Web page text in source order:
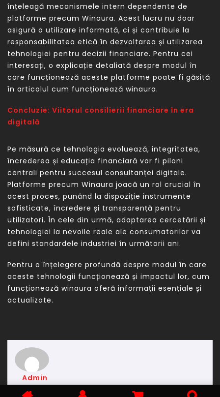
înțeleagă mecanismele intern dependente de
platforme precum Winaura. Acest lucru nu doar
asigură o utilizare informată, ci și contribuie la
responsabilitatea etică în dezvoltarea și utilizarea
tehnologiei pentru decizii financiare. Pentru cei
interesați, o explicație detaliată despre modul în
care funcționează aceste platforme poate fi găsită
în articolul cum funcționează winaura.
Concluzie: Viitorul consilierii financiare în era
digitală
Pe măsură ce tehnologia evoluează, integritatea,
încrederea și educația financiară vor fi piloni
centrali pentru succesul consultanței digitale.
Platforme precum Winaura joacă un rol crucial în
acest proces, punând la dispoziție instrumente
sofisticate, încredere și transparență pentru
utilizatori. În cele din urmă, adaptarea cercetării și
tehnologiei la nevoile reale ale consumatorilor va
defini standardele industriei în următorii ani.
Pentru o înțelegere profundă despre modul în care
aceste tehnologii funcționează și impactul lor, cum
funcționează winaura oferă informații esențiale și
actualizate.
Admin